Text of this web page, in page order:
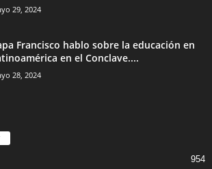
29, 2024
Francisco hablo sobre la educación en
en el Conclave....
28, 2024
954